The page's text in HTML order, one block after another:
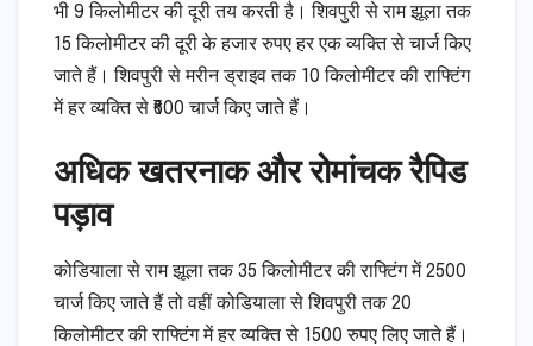
भी 9 किलोमीटर की दूरी तय करती है। शिवपुरी से राम झूला तक
15 किलोमीटर की दूरी के हजार रुपए हर एक व्यक्ति से चार्ज किए
जाते हैं। शिवपुरी से मरीन ड्राइव तक 10 किलोमीटर की राफ्टिंग
में हर व्यक्ति से ₹600 चार्ज किए जाते हैं।
अधिक खतरनाक और रोमांचक रैपिड
पड़ाव
कोडियाला से राम झूला तक 35 किलोमीटर की राफ्टिंग में 2500
चार्ज किए जाते हैं तो वहीं कोडियाला से शिवपुरी तक 20
किलोमीटर की राफ्टिंग में हर व्यक्ति से 1500 रुपए लिए जाते हैं।